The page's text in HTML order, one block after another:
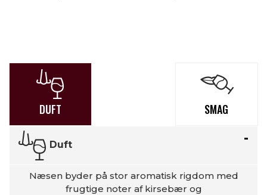
DUFT SMAG
Duft
Næsen byder på stor aromatisk rigdom med
frugtige noter af kirsebær og